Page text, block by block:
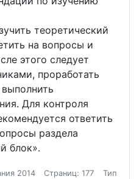
теоретический
на вопросы и
этого следует
проработать
Для контроля
ответить
раздела
блок».
2014 Страниц: 177
Тип